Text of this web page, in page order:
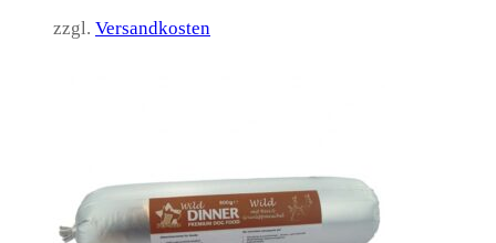
zzgl. Versandkosten